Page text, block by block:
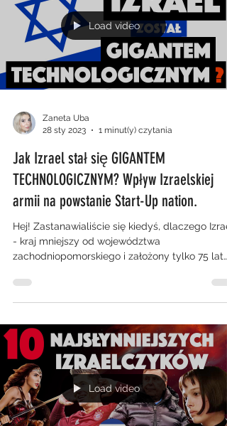
Load video
Zaneta Uba
28 sty 2023
1 minut(y) czytania
Jak Izrael stał się GIGANTEM
TECHNOLOGICZNYM? Wpływ Izraelskiej
armii na powstanie Start-Up nation.
Hej! Zastanawialiście się kiedyś, dlaczego
- kraj mniejszy od województwa
zachodniopomorskiego i założony tylko 75 lat
Load video